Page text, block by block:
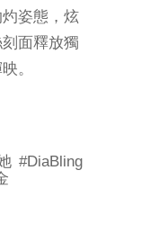
姿態，炫
面釋放獨
。
#DiaBling